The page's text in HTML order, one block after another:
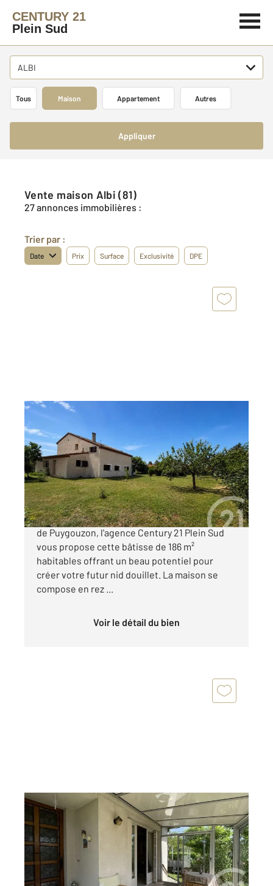
CENTURY 21
Plein Sud
ALBI
Tous Maison Appartement Autres
Appliquer
Vente maison Albi (81)
27 annonces immobilières :
Trier par :
Date Prix Surface Exclusivité DPE
186 m
, 8 pièces
Ref : 2204
Maison à vendre
230 000 €
Aux portes d'Albi sur la commune recherchée
de Puygouzon, l'agence Century 21 Plein Sud
vous propose cette bâtisse de 186 m²
habitables offrant un beau potentiel pour
créer votre futur nid douillet. La maison se
compose en rez ...
Voir le détail du bien
ALBI 81
99 m
Ref : 2072
Maison à vendre
199 000 €